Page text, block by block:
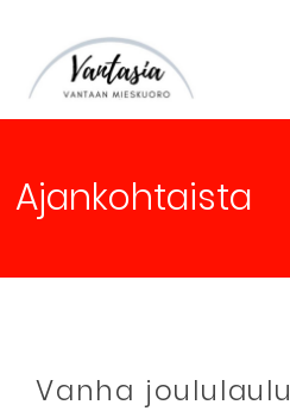
Vantaan Mieskuoro
Ajankohtaista
Vanha joululaulu